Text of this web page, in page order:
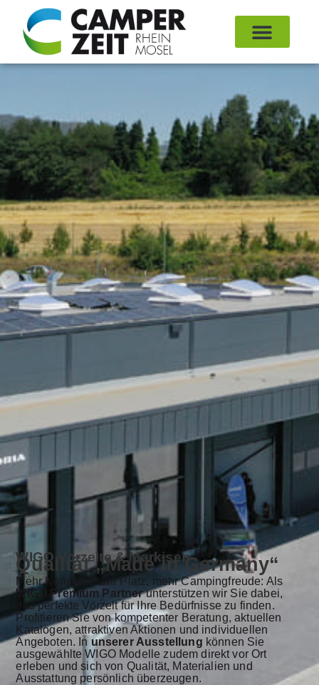
WIGO Vorzelte & Markisen
Qualität „Made in Germany“
Mehr Komfort, mehr Platz, mehr Campingfreude: Als
WIGO Premium Partnerunterstützen wir Sie dabei,
das perfekte Vorzelt für Ihre Bedürfnisse zu finden.
Profitieren Sie von kompetenter Beratung, aktuellen
Katalogen, attraktiven Aktionen und individuellen
Angeboten. In unserer Ausstellung können Sie
ausgewählte WIGO Modelle zudem direkt vor Ort
erleben und sich von Qualität, Materialien und
Ausstattung persönlich überzeugen.